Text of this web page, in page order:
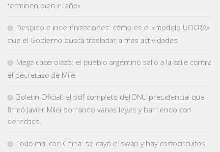
terminen bien el año»
Despido e indemnizaciones: cómo es el «modelo UOCRA»
que el Gobierno busca trasladar a más actividades
Mega cacerolazo: el pueblo argentino salió a la calle contra
el decretazo de Milei
Boletín Oficial: el pdf completo del DNU presidencial que
firmó Javier Milei borrando varias leyes y barriendo con
derechos.
Todo mal con China: se cayó el swap y hay cortocircuitos